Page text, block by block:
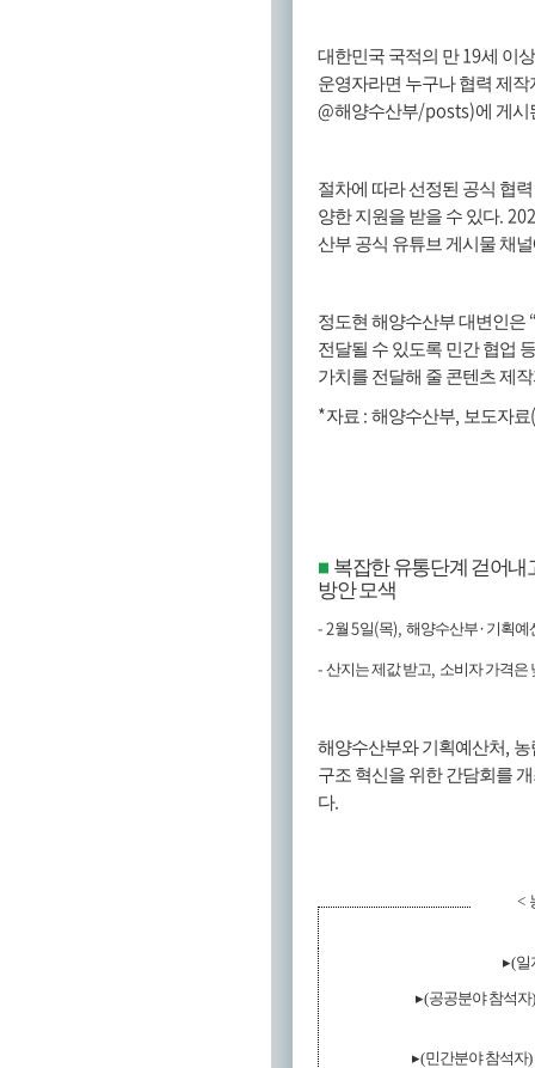
대한민국 국적의 만19세 이
운영자라면 누구나 협력 제
@해양수산부/posts)에 게시
절차에 따라 선정된 공식 협
양한 지원을 받을 수 있다.
산부 공식 유튜브 게시물 채
정도현 해양수산부 대변인은
전달될 수 있도록 민간 협업
가치를 전달해 줄 콘텐츠 제
*자료 : 해양수산부, 보도자료
■ 복잡한 유통단계 걷어내
방안 모색
- 2월 5일(목), 해양수산부· 기획예
- 산지는 제값 받고, 소비자 가격은
해양수산부와 기획예산처, 농
구조 혁신을 위한 간담회를
다.
<
▸(일
▸(공공분야 참석자
▸(민간분야 참석자)